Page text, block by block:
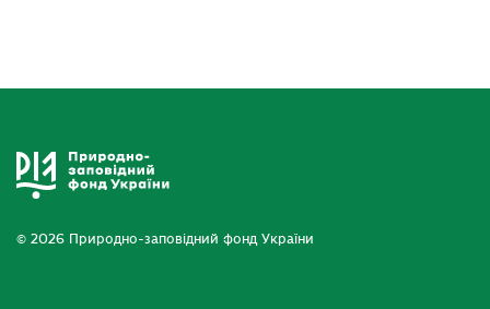
© 2026 Природно-заповідний фонд України